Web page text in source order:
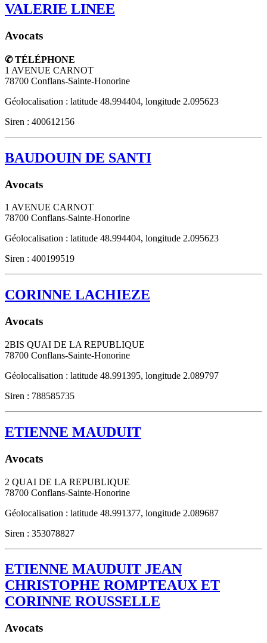
VALERIE LINEE
Avocats
✆ TÉLÉPHONE
1 AVENUE CARNOT
78700 Conflans-Sainte-Honorine
Géolocalisation : latitude 48.994404, longitude 2.095623
Siren : 400612156
BAUDOUIN DE SANTI
Avocats
1 AVENUE CARNOT
78700 Conflans-Sainte-Honorine
Géolocalisation : latitude 48.994404, longitude 2.095623
Siren : 400199519
CORINNE LACHIEZE
Avocats
2BIS QUAI DE LA REPUBLIQUE
78700 Conflans-Sainte-Honorine
Géolocalisation : latitude 48.991395, longitude 2.089797
Siren : 788585735
ETIENNE MAUDUIT
Avocats
2 QUAI DE LA REPUBLIQUE
78700 Conflans-Sainte-Honorine
Géolocalisation : latitude 48.991377, longitude 2.089687
Siren : 353078827
ETIENNE MAUDUIT JEAN
CHRISTOPHE ROMPTEAUX ET
CORINNE ROUSSELLE
Avocats